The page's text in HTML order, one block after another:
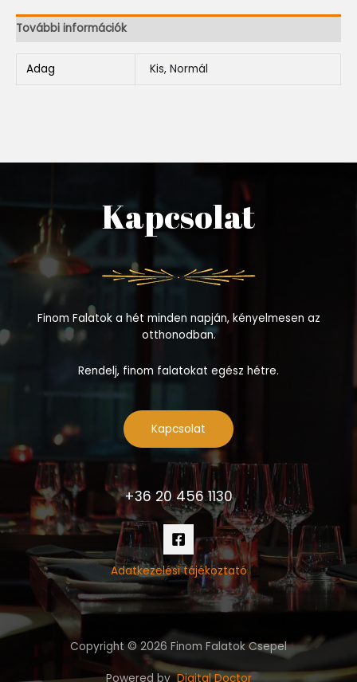
További információk
Adag Kis, Normál
Kapcsolat
Finom Falatok a hét minden napján, kényelmesen az
otthonodban.
Rendelj, finom falatokat egész hétre.
Kapcsolat
+36 20 456 1130
Adatkezelési tájékoztató
Copyright © 2026 Finom Falatok Csepel
Powered byDigital Doctor